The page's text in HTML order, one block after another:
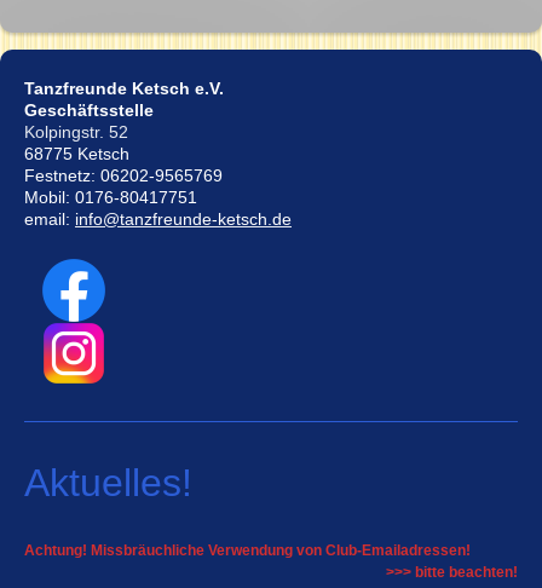
Tanzfreunde Ketsch e.V.
Geschäftsstelle
Kolpingstr. 52
68775 Ketsch
Festnetz: 06202-9565769
Mobil: 0176-80417751
email: info@tanzfreunde-ketsch.de
Aktuelles!
Achtung! Missbräuchliche Verwendung von Club-Emailadressen!
>>> bitte beachten!